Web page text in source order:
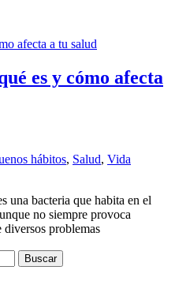
es y cómo afecta
hábitos, Salud, Vida
bacteria que habita en el
no siempre provoca
diversos problemas